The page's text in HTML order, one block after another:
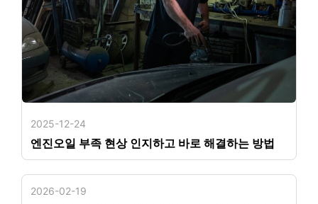
2025-12-24
엔진오일 부족 현상 인지하고 바로 해결하는 방법
2026-02-19